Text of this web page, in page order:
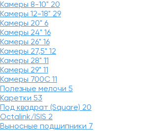
Камеры 8-10" 20
Камеры 12-18" 29
Камеры 20" 6
Камеры 24" 16
Камеры 26" 16
Камеры 27,5" 12
Камеры 28" 11
Камеры 29" 11
Камеры 700C 11
Полезные мелочи 5
Каретки 53
Под квадрат (Square) 20
Octalink/ISIS 2
Выносные подшипники 7